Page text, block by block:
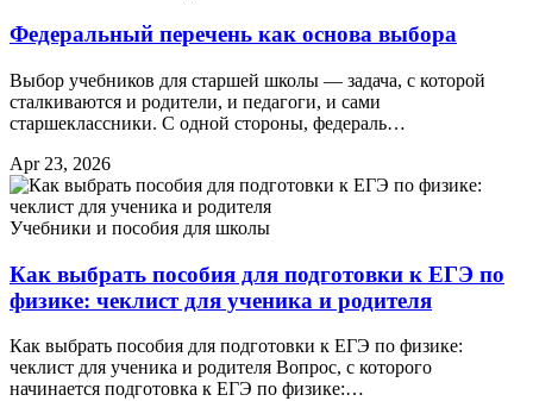
Федеральный перечень как основа выбора
Выбор учебников для старшей школы — задача, с которой
сталкиваются и родители, и педагоги, и сами
старшеклассники. С одной стороны, федераль…
Apr 23, 2026
Учебники и пособия для школы
Как выбрать пособия для подготовки к ЕГЭ по
физике: чеклист для ученика и родителя
Как выбрать пособия для подготовки к ЕГЭ по физике:
чеклист для ученика и родителя Вопрос, с которого
начинается подготовка к ЕГЭ по физике:…